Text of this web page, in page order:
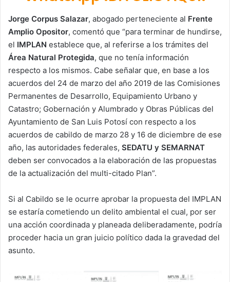
Jorge Corpus Salazar, abogado perteneciente al Frente
Amplio Opositor, comentó que “para terminar de hundirse,
el IMPLAN establece que, al referirse a los trámites del
Área Natural Protegida, que no tenía información
respecto a los mismos. Cabe señalar que, en base a los
acuerdos del 24 de marzo del año 2019 de las Comisiones
Permanentes de Desarrollo, Equipamiento Urbano y
Catastro; Gobernación y Alumbrado y Obras Públicas del
Ayuntamiento de San Luis Potosí con respecto a los
acuerdos de cabildo de marzo 28 y 16 de diciembre de ese
año, las autoridades federales, SEDATU y SEMARNAT
deben ser convocados a la elaboración de las propuestas
de la actualización del multi-citado Plan”.
Si al Cabildo se le ocurre aprobar la propuesta del IMPLAN
se estaría cometiendo un delito ambiental el cual, por ser
una acción coordinada y planeada deliberadamente, podría
proceder hacia un gran juicio político dada la gravedad del
asunto.